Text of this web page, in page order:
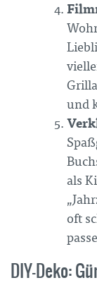
und
als
oft
DIY-Deko: